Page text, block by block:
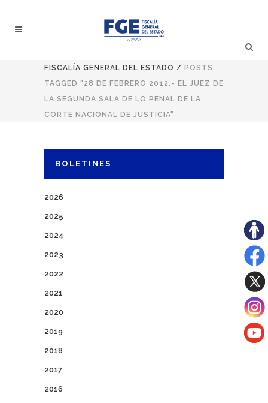
FISCALÍA GENERAL DEL ESTADO / POSTS
TAGGED "28 DE FEBRERO 2012.- EL JUEZ DE
LA SEGUNDA SALA DE LO PENAL DE LA
CORTE NACIONAL DE JUSTICIA"
BOLETINES
2026
2025
2024
2023
2022
2021
2020
2019
2018
2017
2016